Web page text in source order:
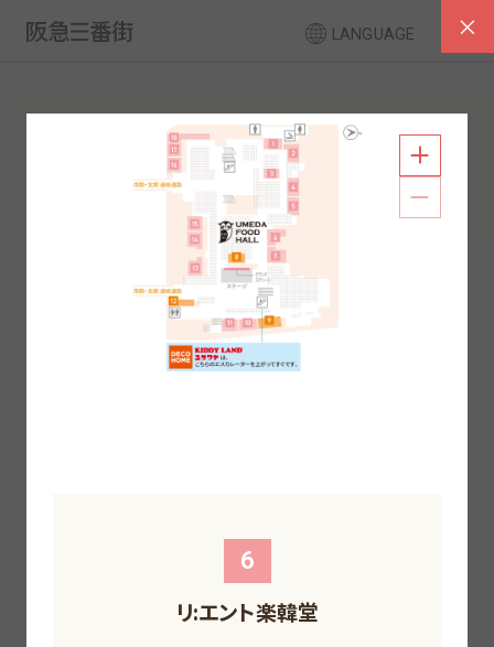
LANGUAGE
フロアガイド
北館
北館B2F
南館1Fまでお越しください。
南館1Fまでお越しください。
南館1Fまでお越しください。
北館B2Fまでお越しください。
北館1Fまでお越しください。
北館B1Fまでお越しください。
6
リ:エント楽韓堂